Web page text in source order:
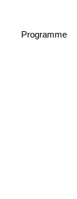
Programme